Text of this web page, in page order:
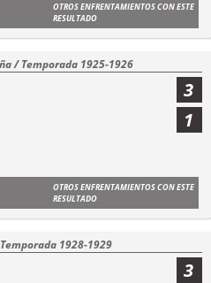
OTROS ENFRENTAMIENTOS CON ESTE
RESULTADO
/ Temporada 1925-1926
3
1
OTROS ENFRENTAMIENTOS CON ESTE
RESULTADO
1928-1929
3